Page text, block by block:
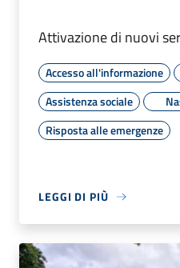
Attivazione di nuovi
Accesso all'informazione
Assistenza sociale
Risposta alle emergenze
LEGGI DI PIÙ